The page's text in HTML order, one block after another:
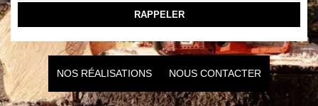
NOS RÉALISATIONS NOUS CONTACTER